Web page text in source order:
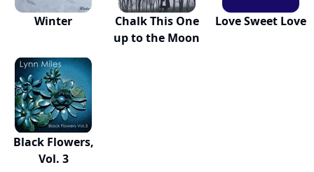
Winter
Chalk This One
up to the Moon
Love Sweet Love
Black Flowers,
Vol. 3